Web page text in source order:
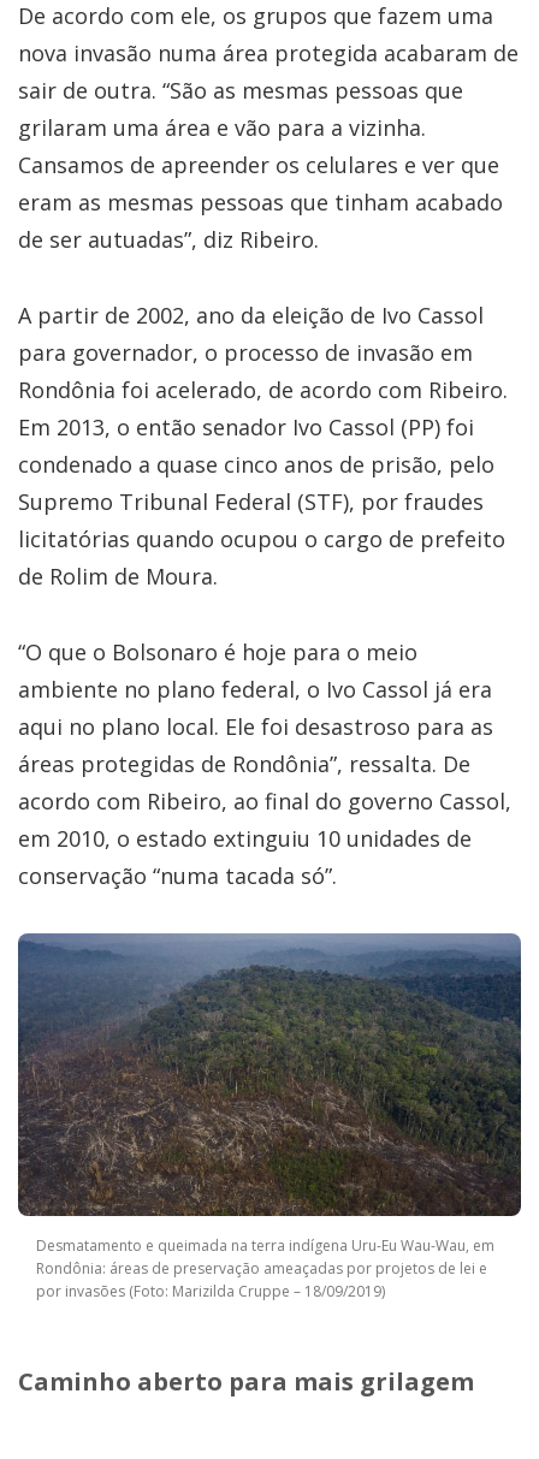
De acordo com ele, os grupos que fazem uma
nova invasão numa área protegida acabaram de
sair de outra. “São as mesmas pessoas que
grilaram uma área e vão para a vizinha.
Cansamos de apreender os celulares e ver que
eram as mesmas pessoas que tinham acabado
de ser autuadas”, diz Ribeiro.
A partir de 2002, ano da eleição de Ivo Cassol
para governador, o processo de invasão em
Rondônia foi acelerado, de acordo com Ribeiro.
Em 2013, o então senador Ivo Cassol (PP) foi
condenado a quase cinco anos de prisão, pelo
Supremo Tribunal Federal (STF), por fraudes
licitatórias quando ocupou o cargo de prefeito
de Rolim de Moura.
“O que o Bolsonaro é hoje para o meio
ambiente no plano federal, o Ivo Cassol já era
aqui no plano local. Ele foi desastroso para as
áreas protegidas de Rondônia”, ressalta. De
acordo com Ribeiro, ao final do governo Cassol,
em 2010, o estado extinguiu 10 unidades de
conservação “numa tacada só”.
Desmatamento e queimada na terra indígena Uru-Eu Wau-Wau, em
Rondônia: áreas de preservação ameaçadas por projetos de lei e
por invasões (Foto: Marizilda Cruppe – 18/09/2019)
Caminho aberto para mais grilagem